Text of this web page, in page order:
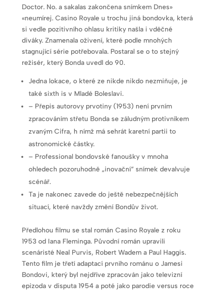
Doctor. No. a sakalas zakončena snímkem Dnes»
«neumírej. Casino Royale u trochu jiná bondovka, která
si vedle pozitivního ohlasu kritiky našla i vděčné
diváky. Znamenala oživení, které podle mnohých
stagnující série potřebovala. Postaral se o to stejný
režisér, který Bonda uvedl do 90.
Jedna lokace, o které ze nikde nikdo nezmiňuje, je
také sixth is v Mladé Boleslavi.
– Přepis autorovy prvotiny (1953) není prvním
zpracováním střetu Bonda se záludným protivníkem
zvaným Cifra, h nímž má sehrát karetní partii to
astronomické částky.
– Professional bondovské fanoušky v mnoha
ohledech pozoruhodně „inovační“ snímek devalvuje
scénář.
Ta je nakonec zavede do ještě nebezpečnějších
situací, které navždy změní Bondův život.
Předlohou filmu se stal román Casino Royale z roku
1953 od Iana Fleminga. Původní román upravili
scenáristé Neal Purvis, Robert Wadem a Paul Haggis.
Tento film je třetí adaptací prvního románu o Jamesi
Bondovi, který byl nejdříve zpracován jako televizní
epizoda v disputa 1954 a poté jako parodie versus roce